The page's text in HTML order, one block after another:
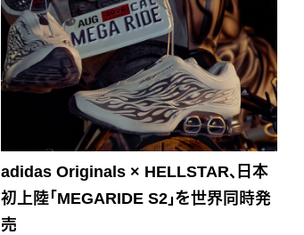
adidas Originals × HELLSTAR、日本
初上陸「MEGARIDE S2」を世界同時発
売